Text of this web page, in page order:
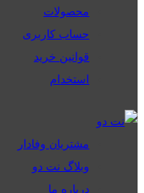
محصولات
حساب کاربری
قوانین خرید
استخدام
مشتریان وفادار
وبلاگ نت دو
درباره ما